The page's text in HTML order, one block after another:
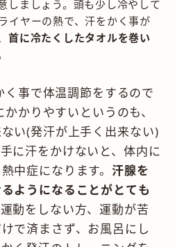
しましょう。頭も少し冷やして
イヤーの熱で、汗をかく事が
首に冷たくしたタオルを巻い
く事で体温調節をするので
かりやすいというのも、
い(発汗が上手く出来ない)
に汗をかけないと、体内に
中症になります。汗腺を
ようになることがとても
動をしない方、運動が苦
で済まさず、お風呂にし